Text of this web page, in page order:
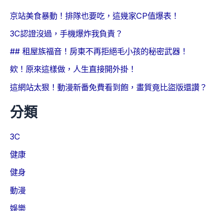
京站美食暴動！排隊也要吃，這幾家CP值爆表！
3C認證沒過，手機爆炸我負責？
## 租屋族福音！房東不再拒絕毛小孩的秘密武器！
欸！原來這樣做，人生直接開外掛！
這網站太狠！動漫新番免費看到飽，畫質竟比盜版還讚？
分類
3C
健康
健身
動漫
娛樂